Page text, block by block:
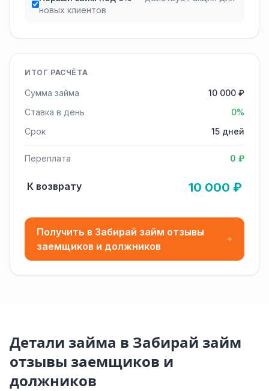
новых клиентов
ИТОГ РАСЧЁТА
Сумма займа
10 000 ₽
Ставка в день
0%
Срок
15 дней
Переплата 0 ₽
К возврату 10 000 ₽
Получить в Забирай займ отзывы
заемщиков и должников
Детали займа в Забирай займ
отзывы заемщиков и
должников